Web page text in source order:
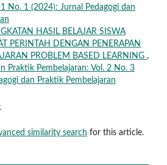
1 No. 1 (2024): Jurnal Pedagogi dan
HASIL BELAJAR SISWA
PERINTAH DENGAN PENERAPAN
PROBLEM BASED LEARNING ,
Praktik Pembelajaran: Vol. 2 No. 3
dan Praktik Pembelajaran
similarity search for this article.